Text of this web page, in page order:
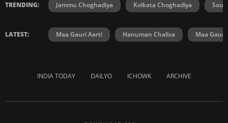
TRENDING: Jammu Choghadiya Kolkata Choghadiya
LATEST: Maa Gauri Aarti Hanuman Chalisa Maa Gauri
INDIA TODAY DAILYO ICHOWK ARCHIVE